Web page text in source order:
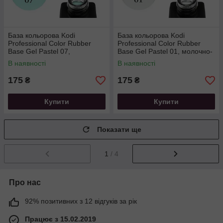
База кольорова Kodi
Professional Color Rubber
Base Gel Pastel 07,
пастельний блакитний, 8 мл
В наявності
175 ₴
Купити
База кольорова Kodi
Professional Color Rubber
Base Gel Pastel 01, молочно-
димчастий, 8 мл
В наявності
175 ₴
Купити
Показати ще
1 / 4
Про нас
92% позитивних з 12 відгуків за рік
Працює з 15.02.2019